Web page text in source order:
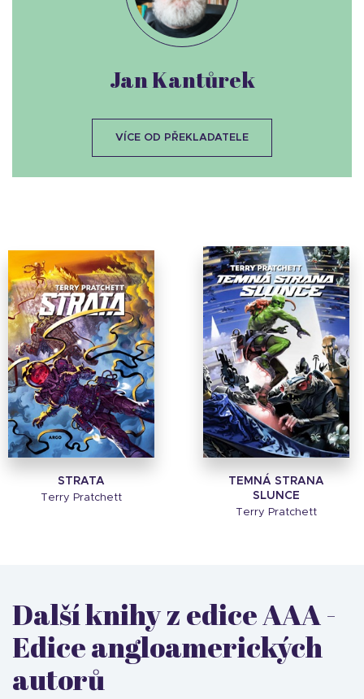
STRATA
Terry Pratchett
TEMNÁ STRANA
SLUNCE
Terry Pratchett
Jan Kantůrek
VÍCE OD PŘEKLADATELE
Další knihy z edice AAA -
Edice angloamerických
autorů